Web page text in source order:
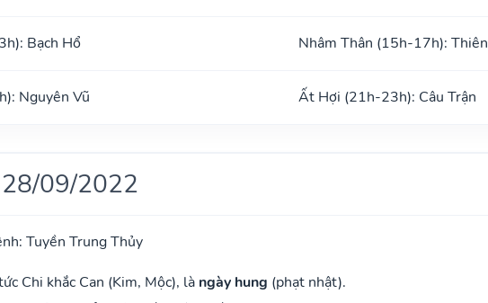
Bạch Hổ Nhâm Thân (15h-17h):
Nguyên Vũ Ất Hợi (21h-23h): Câu Trận
09/2022
Tuyền Trung Thủy
Chi khắc Can (Kim, Mộc), là ngày hung (phạt nhật).